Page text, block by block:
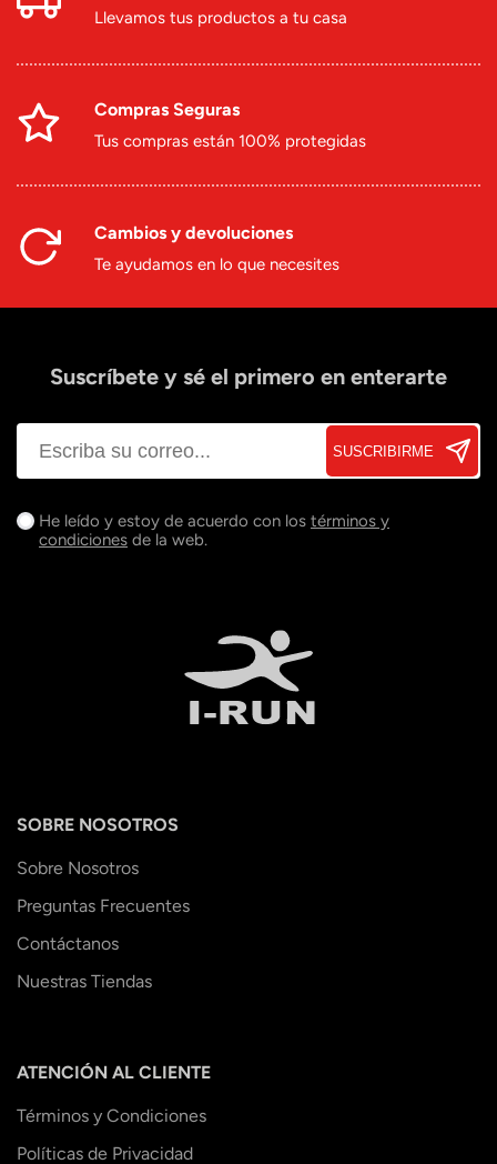
Llevamos tus productos a tu casa
Compras Seguras
Tus compras están 100% protegidas
Cambios y devoluciones
Te ayudamos en lo que necesites
Suscríbete y sé el primero en enterarte
SUSCRIBIRME
He leído y estoy de acuerdo con los términos y
condiciones de la web.
SOBRE NOSOTROS
Sobre Nosotros
Preguntas Frecuentes
Contáctanos
Nuestras Tiendas
ATENCIÓN AL CLIENTE
Términos y Condiciones
Políticas de Privacidad